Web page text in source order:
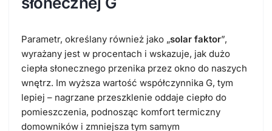
Parametr, określany również jako „solar faktor”,
wyrażany jest w procentach i wskazuje, jak dużo
ciepła słonecznego przenika przez okno do naszych
wnętrz. Im wyższa wartość współczynnika G, tym
lepiej – nagrzane przeszklenie oddaje ciepło do
pomieszczenia, podnosząc komfort termiczny
domowników i zmniejsza tym samym